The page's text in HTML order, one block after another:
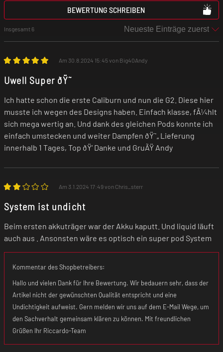
Akkukapazität: 750 mAh
Max. Ladestrom: 2 A
Anschluss: USB-C
Modi: Constant Voltage
Tastensperrfunktion
Kurzschlussschutz, Unterspannungsschutz
BEWERTUNG SCHREIBEN
Insgesamt 6
Am 30.8.2024 15:45 von Big40Andy
Uwell Super ðŸ˜
Ich hatte schon die erste Caliburn und nun die G2. Diese hier
musste ich wegen des Designs haben. Einfach klasse, fÃ¼hlt
sich mega wertig an. Und dank des gleichen Pods konnte ich
einfach umstecken und weiter Dampfen ðŸ˜„ Lieferung
innerhalb 1 Tages, Top ðŸ‘ Danke und GruÃŸ Andy
Am 3.1.2024 17:49 von Chris_sterr
System ist undicht
Beim ersten akkuträger war der Akku kaputt. Und liquid läuft
auch aus . Ansonsten wäre es optisch ein super pod System
Kommentar des Shopbetreibers:
Hallo und vielen Dank für Ihre Bewertung. Wir bedauern sehr, dass der
Artikel nicht der gewünschten Qualität entspricht und eine
Undichtigkeit aufweist. Gern melden wir uns auf dem E-Mail Wege, um
den Sachverhalt gemeinsam klären zu können. Mit freundlichen
Grüßen Ihr Riccardo-Team